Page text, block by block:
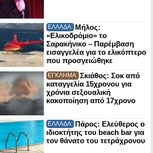
ΕΛΛΑΔΑ: Μήλος:
«Ελικοδρόμιο» το
Σαρακήνικο – Παρέμβαση
εισαγγελέα για το ελικόπτερο
που προσγειώθηκε
ΕΓΚΛΗΜΑ: Σκιάθος: Σοκ από
καταγγελία 15χρονου για
χρόνια σεξουαλική
κακοποίηση από 17χρονο
ΕΛΛΑΔΑ: Πάρος: Ελεύθερος ο
ιδιοκτήτης του beach bar για
τον θάνατο του τετράχρονου